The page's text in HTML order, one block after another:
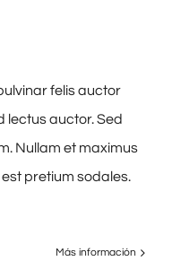
felis auctor
lectus auctor. Sed
Nullam et maximus
pretium sodales.
Más información